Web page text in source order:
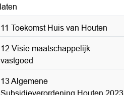
laten
11 Toekomst Huis van Houten
12 Visie maatschappelijk
vastgoed
13 Algemene
Subsidieverordening Houten 2023